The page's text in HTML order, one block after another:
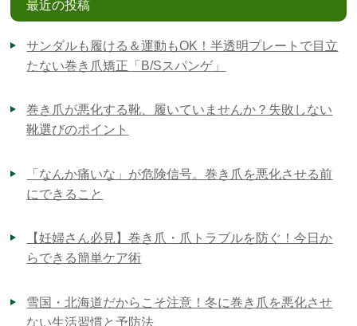
最近の投稿
サンダルも履ける＆運動もOK！半透明プレートで目立
たない巻き爪矯正「B/Sスパンゲ」
巻き爪が悪化する靴、履いていませんか？失敗しない
靴選びのポイント
「なんか痛いな」が危険信号。巻き爪を悪化させる前
にできること
【妊婦さん必見】巻き爪・爪トラブルを防ぐ！今日か
らできる簡単ケア術
雪国・北海道だからこそ注意！冬に巻き爪を悪化させ
ない生活習慣と予防法